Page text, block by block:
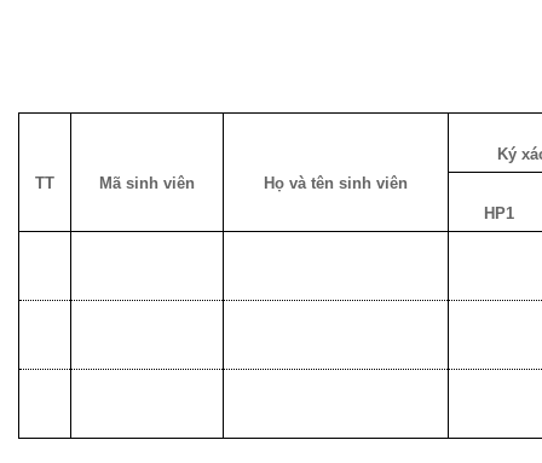
TT Mã sinh viên Họ và tên sinh viên
Ký
HP1